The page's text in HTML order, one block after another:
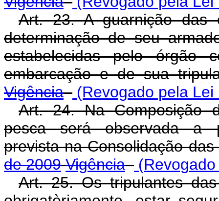
Art. 23. A guarnição das
determinação de seu
estabelecidas pelo órgão
embarcação e de sua
Vigência
(Revogado pela Lei
Art. 24. Na Composição
pesca será observada a
prevista na Consolidação
de 2009 Vigência
Art. 25. Os tripulantes